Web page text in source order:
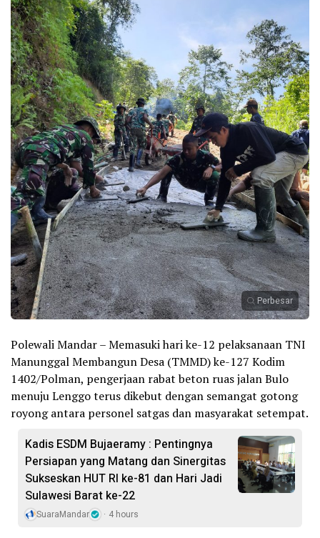
Perbesar
Polewali Mandar – Memasuki hari ke-12 pelaksanaan TNI
Manunggal Membangun Desa (TMMD) ke-127 Kodim
1402/Polman, pengerjaan rabat beton ruas jalan Bulo
menuju Lenggo terus dikebut dengan semangat gotong
royong antara personel satgas dan masyarakat setempat.
Kadis ESDM Bujaeramy : Pentingnya
Persiapan yang Matang dan Sinergitas
Sukseskan HUT RI ke-81 dan Hari Jadi
Sulawesi Barat ke-22
SuaraMandar 4 hours